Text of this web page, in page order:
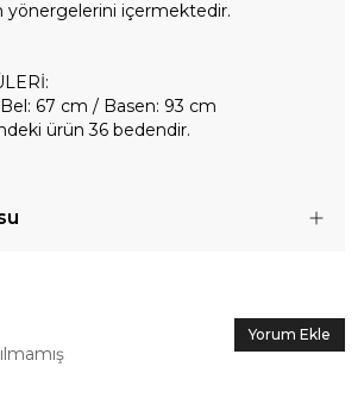
yönergelerini içermektedir.
67 cm / Basen: 93 cm
ürün 36 bedendir.
Yorum Ekle